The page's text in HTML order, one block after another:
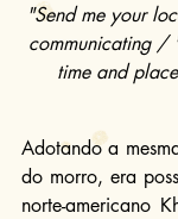
"Send me your
communicating /
time and
Adotando a
do morro, era
norte-americano